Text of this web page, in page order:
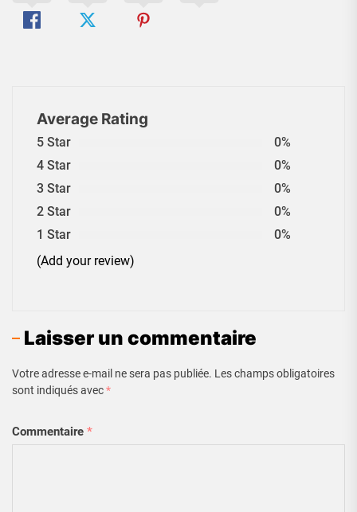
Average Rating
5 Star
0%
4 Star
0%
3 Star
0%
2 Star
0%
1 Star
0%
(Add your review)
Laisser un commentaire
Votre adresse e-mail ne sera pas publiée. Les champs obligatoires
sont indiqués avec*
Commentaire *